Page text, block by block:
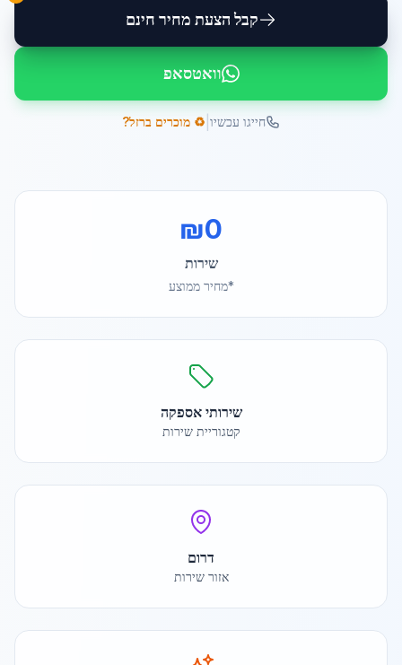
קבל הצעת מחיר חינם
וואטסאפ
חייגו עכשיו ♻️ מוכרים ברזל?
₪0
שירות
*מחיר ממוצע
שירותי אספקה
קטגוריית שירות
דרום
אזור שירות